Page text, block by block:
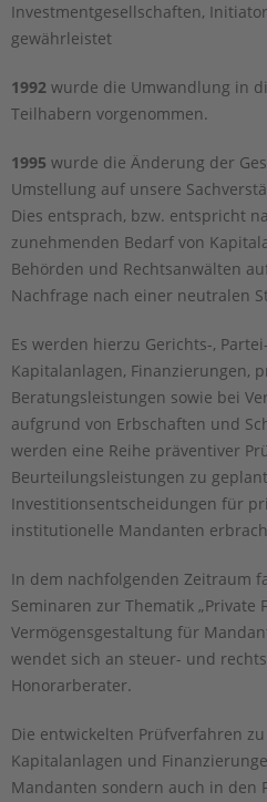
Investmentgesellschaften,
gewährleistet
1992 wurde die Umwandlung in
Teilhabern vorgenommen.
1995 wurde die Änderung der
Umstellung auf unsere
Dies entsprach, bzw. entspricht
zunehmenden Bedarf von
Behörden und Rechtsanwälten
Nachfrage nach einer neutralen
Es werden hierzu Gerichts-,
Kapitalanlagen, Finanzierungen,
Beratungsleistungen sowie bei
aufgrund von Erbschaften und
werden eine Reihe präventiver
Beurteilungsleistungen zu
Investitionsentscheidungen für
institutionelle Mandanten
In dem nachfolgenden Zeitraum
Seminaren zur Thematik „Private
Vermögensgestaltung für
wendet sich an steuer- und
Honorarberater.
Die entwickelten Prüfverfahren
Kapitalanlagen und
Mandanten sondern auch in den